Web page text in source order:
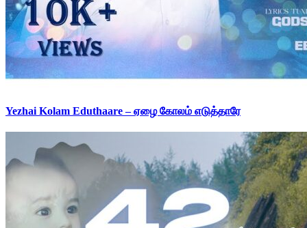
Yezhai Kolam Eduthaare – ஏழை கோலம் எடுத்தாரே